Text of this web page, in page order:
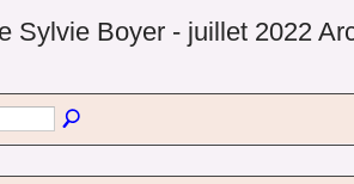
Sylvie Boyer - juillet 2022